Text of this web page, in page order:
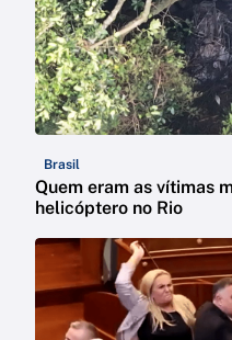
Brasil
Quem eram as vítimas
helicóptero no Rio